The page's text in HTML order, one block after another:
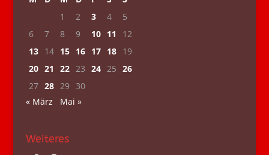
1
2 3 4
5
6
7 8 9 10 11
12
13
14 15 16 17 18
19
20 21 22 23 24 25 26
27 28 29
30
« März
Mai »
Weiteres